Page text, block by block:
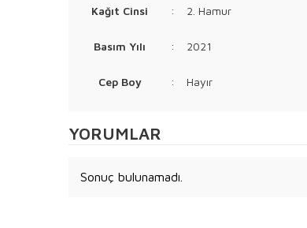
Kağıt Cinsi : 2. Hamur
Basım Yılı : 2021
Cep Boy : Hayır
YORUMLAR
Sonuç bulunamadı.